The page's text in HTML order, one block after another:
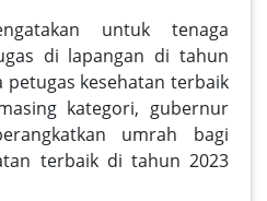
untuk tenaga
di lapangan di tahun
petugas kesehatan terbaik
kategori, gubernur
umrah bagi
terbaik di tahun 2023